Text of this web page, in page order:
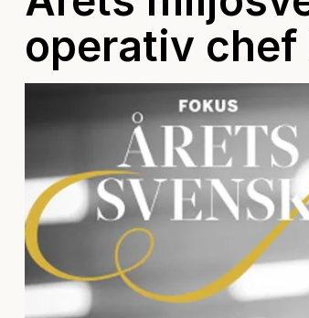
operativ chef